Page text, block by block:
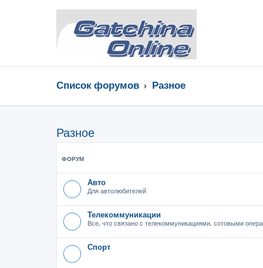
Список форумов Разное
Разное
ФОРУМ
Авто
Для автолюбителей
Телекоммуникации
Все, что связано с телекоммуникациями, сотовыми
Спорт